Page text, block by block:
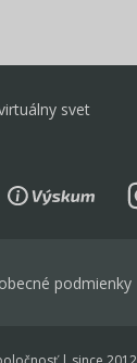
svet
podmienky